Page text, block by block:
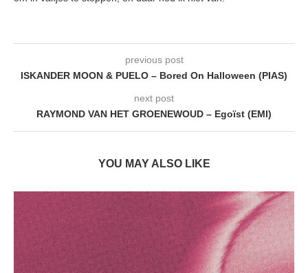
previous post
ISKANDER MOON & PUELO – Bored On Halloween (PIAS)
next post
RAYMOND VAN HET GROENEWOUD – Egoïst (EMI)
YOU MAY ALSO LIKE